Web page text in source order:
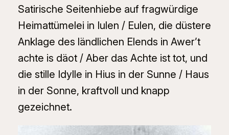
Satirische Seitenhiebe auf fragwürdige
Heimattümelei in Iulen / Eulen, die düstere
Anklage des ländlichen Elends in Awer’t
achte is däot / Aber das Achte ist tot, und
die stille Idylle in Hius in der Sunne / Haus
in der Sonne, kraftvoll und knapp
gezeichnet.